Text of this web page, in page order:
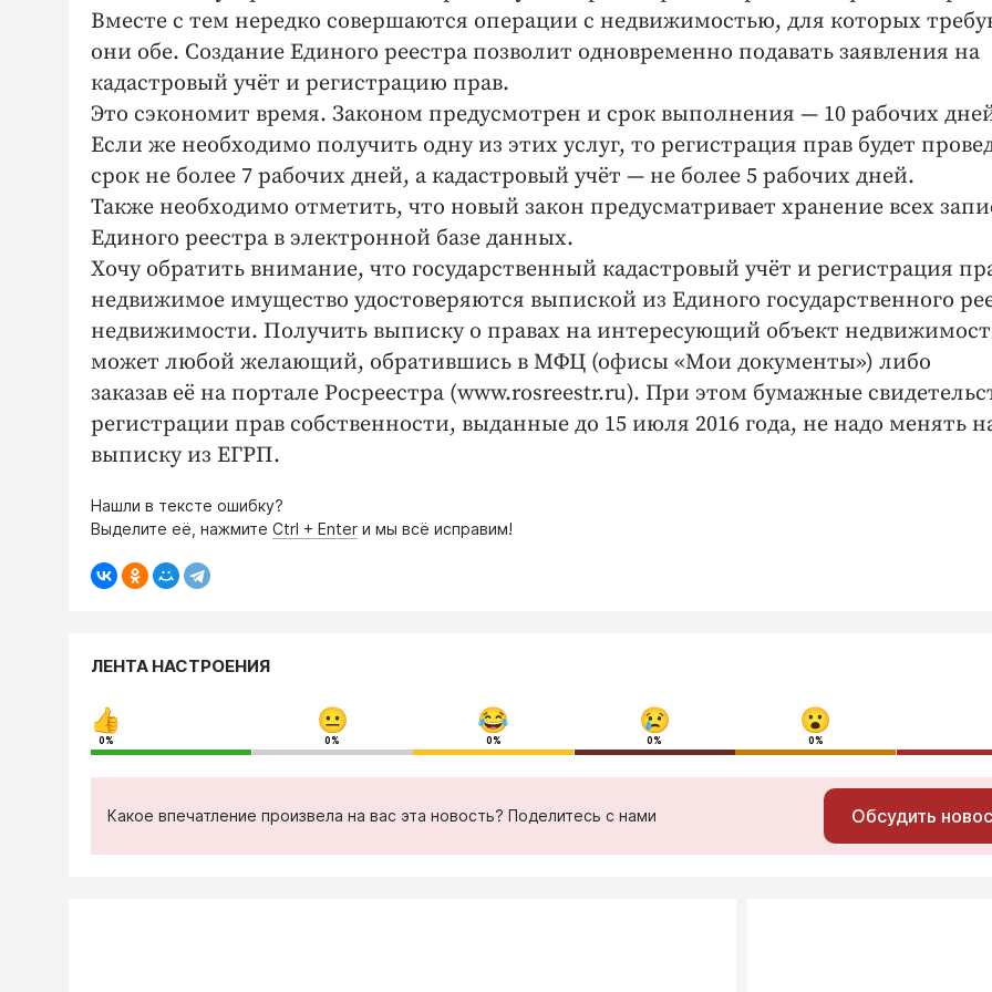
Вместе с тем нередко совершаются операции с недвижимостью, для которых
они обе. Создание Единого реестра позволит одновременно подавать заявления на
кадастровый учёт и регистрацию прав.
Это сэкономит время. Законом предусмотрен и срок выполнения — 10 рабочих
Если же необходимо получить одну из этих услуг, то регистрация прав будет
срок не более 7 рабочих дней, а кадастровый учёт — не более 5 рабочих дней.
Также необходимо отметить, что новый закон предусматривает хранение всех
Единого реестра в электронной базе данных.
Хочу обратить внимание, что государственный кадастровый учёт и регистрация
недвижимое имущество удостоверяются выпиской из Единого государственного
недвижимости. Получить выписку о правах на интересующий объект
может любой желающий, обратившись в МФЦ (офисы «Мои документы») либо
заказав её на портале Росреестра (www.rosreestr.ru). При этом бумажные
регистрации прав собственности, выданные до 15 июля 2016 года, не надо менять
выписку из ЕГРП.
Нашли в тексте ошибку?
Выделите её, нажмите Ctrl + Enter и мы всё исправим!
ЛЕНТА НАСТРОЕНИЯ
0% 0% 0% 0% 0%
Какое впечатление произвела на вас эта новость? Поделитесь с нами Обсудить